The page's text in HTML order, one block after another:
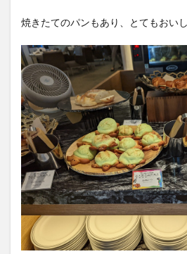
焼きたてのパンもあり、とてもおい